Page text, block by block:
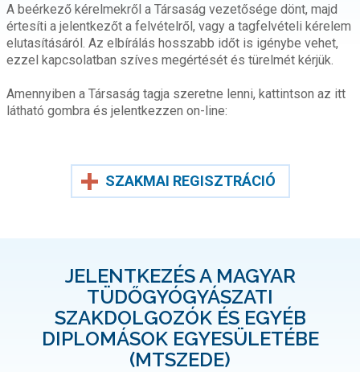
A beérkező kérelmekről a Társaság vezetősége dönt, majd
értesíti a jelentkezőt a felvételről, vagy a tagfelvételi kérelem
elutasításáról. Az elbírálás hosszabb időt is igénybe vehet,
ezzel kapcsolatban szíves megértését és türelmét kérjük.
Amennyiben a Társaság tagja szeretne lenni, kattintson az itt
látható gombra és jelentkezzen on-line:
SZAKMAI REGISZTRÁCIÓ
JELENTKEZÉS A MAGYAR
TÜDŐGYÓGYÁSZATI
SZAKDOLGOZÓK ÉS EGYÉB
DIPLOMÁSOK EGYESÜLETÉBE
(MTSZEDE)